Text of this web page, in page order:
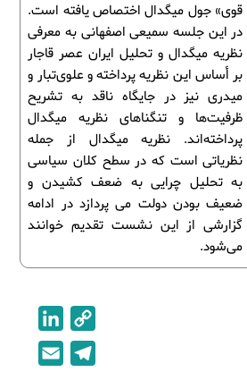
قوی» جول میگدال اختصاص یافته است.
در این جلسه سمیعی اصفهانی به معرفی
نظریه میگدال و تحلیل ایران عصر قاجار
بر أساس این نظریه پرداخته و علوی‌تبار و
میدری نیز در جایگاه ناقد به تشریح
ظرفیت‌ها و تنگناهای نظریه میگدال
پرداخته‌اند. نظریه میگدال از جمله
نظریاتی است که در سطح کلان سیاسی
به تحلیل چرایی به ضعف کشیدن و
ضعیف بودن دولت می پردازد در ادامه
گزارشی از این نشست تقدیم خوانند
می‌شود.
o
i